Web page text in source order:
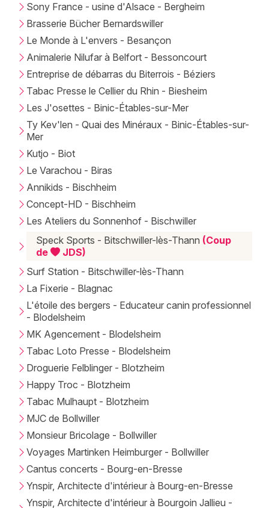
Sony France - usine d'Alsace - Bergheim
Brasserie Bücher Bernardswiller
Le Monde à L'envers - Besançon
Animalerie Nilufar à Belfort - Bessoncourt
Entreprise de débarras du Biterrois - Béziers
Tabac Presse le Cellier du Rhin - Biesheim
Les J'osettes - Binic-Étables-sur-Mer
Ty Kev'len - Quai des Minéraux - Binic-Étables-sur-
Mer
Kutjo - Biot
Le Varachou - Biras
Annikids - Bischheim
Concept-HD - Bischheim
Les Ateliers du Sonnenhof - Bischwiller
Speck Sports - Bitschwiller-lès-Thann (Coup
de
JDS)
Surf Station - Bitschwiller-lès-Thann
La Fixerie - Blagnac
L'étoile des bergers - Educateur canin professionnel
- Blodelsheim
MK Agencement - Blodelsheim
Tabac Loto Presse - Blodelsheim
Droguerie Felblinger - Blotzheim
Happy Troc - Blotzheim
Tabac Mulhaupt - Blotzheim
MJC de Bollwiller
Monsieur Bricolage - Bollwiller
Voyages Martinken Heimburger - Bollwiller
Cantus concerts - Bourg-en-Bresse
Ynspir, Architecte d'intérieur à Bourg-en-Bresse
Ynspir, Architecte d'intérieur à Bourgoin Jallieu -